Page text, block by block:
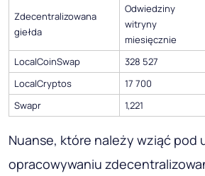
Zdecentralizowana
giełda
Odwiedziny
witryny
miesięcznie
LocalCoinSwap 328 527
LocalCryptos
17 700
Swapr
1,221
Nuanse, które należy wziąć pod
opracowywaniu